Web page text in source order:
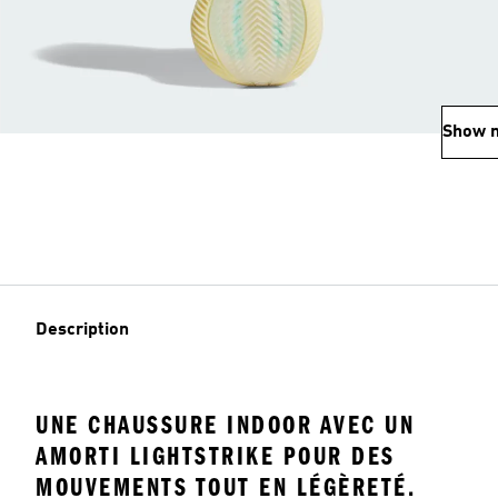
Show
Description
UNE CHAUSSURE INDOOR AVEC UN
AMORTI LIGHTSTRIKE POUR DES
MOUVEMENTS TOUT EN LÉGÈRETÉ.